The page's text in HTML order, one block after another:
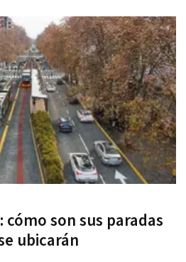
cómo son sus paradas
ubicarán